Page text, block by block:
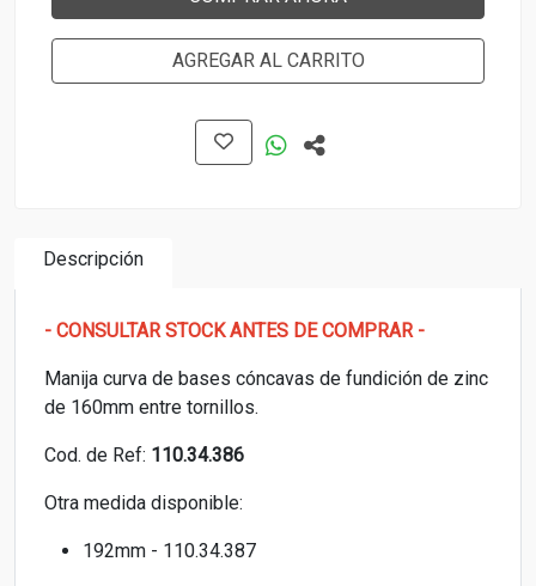
AGREGAR AL CARRITO
Descripción
- CONSULTAR STOCK ANTES DE COMPRAR -
Manija curva de bases cóncavas de fundición de zinc
de 160mm entre tornillos.
Cod. de Ref: 110.34.386
Otra medida disponible:
192mm - 110.34.387